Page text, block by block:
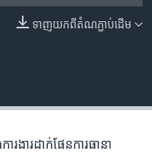
ទាញ​យក​ពី​តំណភ្ជាប់​ដើម
រងារដាក់ផែនការធានា